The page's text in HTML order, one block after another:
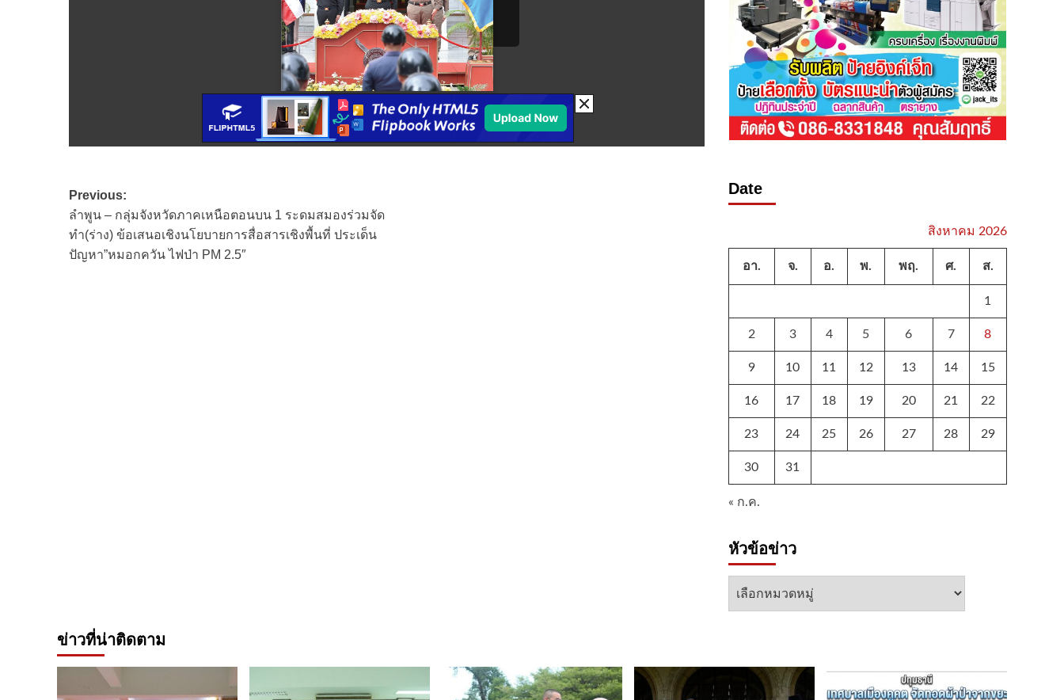
Post
navigation
Previous:
ลำพูน – กลุ่มจังหวัดภาคเหนือตอนบน 1 ระดมสมองร่วมจัด
ทำ(ร่าง) ข้อเสนอเชิงนโยบายการสื่อสารเชิงพื้นที่ ประเด็น
ปัญหา”หมอกควัน ไฟป่า PM 2.5″
Date
สิงหาคม 2026
อา. จ. อ. พ. พฤ. ศ. ส.
1
2 3 4 5 6 7 8
9 10 11 12 13 14 15
16 17 18 19 20 21 22
23 24 25 26 27 28 29
30 31
« ก.ค.
หัวข้อข่าว
หัวข้อ
ข่าวที่น่าติดตาม